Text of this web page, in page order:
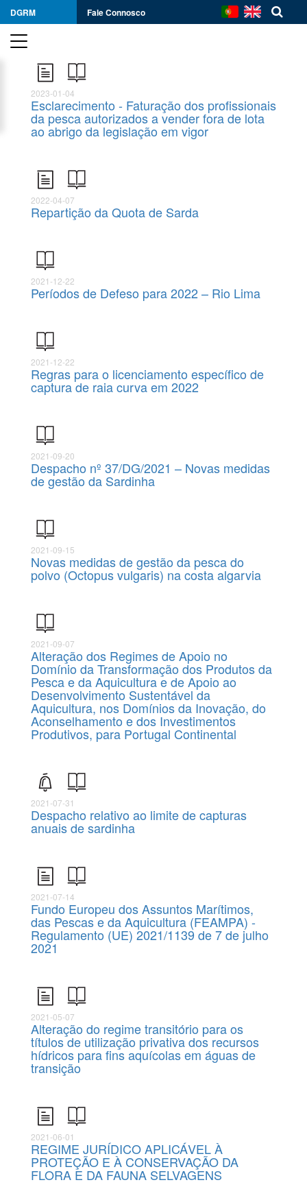
DGRM Fale Connosco
2023-01-04
Esclarecimento - Faturação dos profissionais
da pesca autorizados a vender fora de lota
ao abrigo da legislação em vigor
2022-04-07
Repartição da Quota de Sarda
2021-12-22
Períodos de Defeso para 2022 – Rio Lima
2021-12-22
Regras para o licenciamento específico de
captura de raia curva em 2022
2021-09-20
Despacho nº 37/DG/2021 – Novas medidas
de gestão da Sardinha
2021-09-15
Novas medidas de gestão da pesca do
polvo (Octopus vulgaris) na costa algarvia
2021-09-07
Alteração dos Regimes de Apoio no
Domínio da Transformação dos Produtos da
Pesca e da Aquicultura e de Apoio ao
Desenvolvimento Sustentável da
Aquicultura, nos Domínios da Inovação, do
Aconselhamento e dos Investimentos
Produtivos, para Portugal Continental
2021-07-31
Despacho relativo ao limite de capturas
anuais de sardinha
2021-07-14
Fundo Europeu dos Assuntos Marítimos,
das Pescas e da Aquicultura (FEAMPA) -
Regulamento (UE) 2021/1139 de 7 de julho
2021
2021-05-07
Alteração do regime transitório para os
títulos de utilização privativa dos recursos
hídricos para fins aquícolas em águas de
transição
2021-06-01
REGIME JURÍDICO APLICÁVEL À
PROTEÇÃO E À CONSERVAÇÃO DA
FLORA E DA FAUNA SELVAGENS